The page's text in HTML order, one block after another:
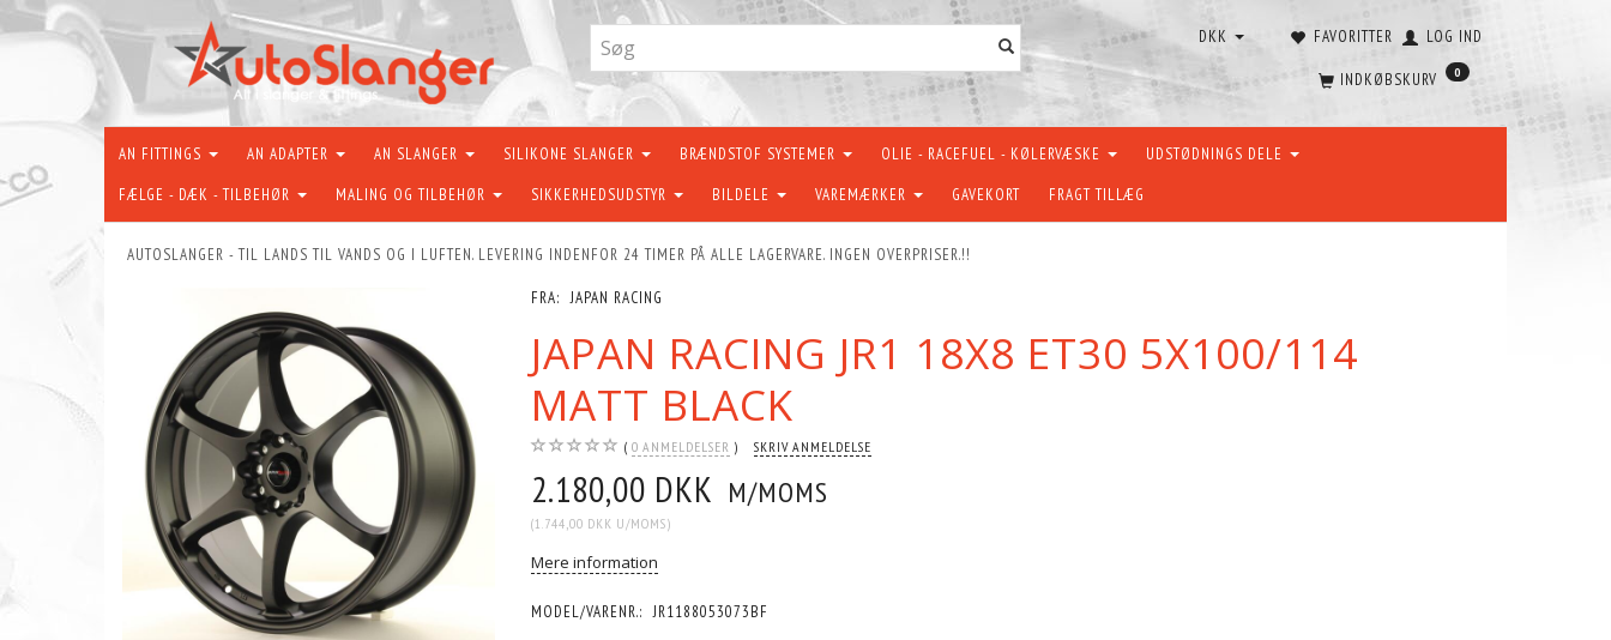
FAVORITTER LOG IND
DKK
INDKØBSKURV 0
AN FITTINGS AN ADAPTER AN SLANGER SILIKONE SLANGER BRÆNDSTOF SYSTEMER OLIE - RACEFUEL - KØLERVÆSKE UDSTØDNINGS DELE
FÆLGE - DÆK - TILBEHØR MALING OG TILBEHØR SIKKERHEDSUDSTYR BILDELE VAREMÆRKER GAVEKORT FRAGT TILLÆG
AUTOSLANGER - TIL LANDS TIL VANDS OG I LUFTEN. LEVERING INDENFOR 24 TIMER PÅ ALLE LAGERVARE. INGEN OVERPRISER.!!
FRA: JAPAN RACING
JAPAN RACING JR1 18X8 ET30 5X100/114
MATT BLACK
0 ANMELDELSER SKRIV ANMELDELSE
2.180,00 DKK M/MOMS
(1.744,00 DKK U/MOMS)
Mere information
MODEL/VARENR.:
JR1188053073BF